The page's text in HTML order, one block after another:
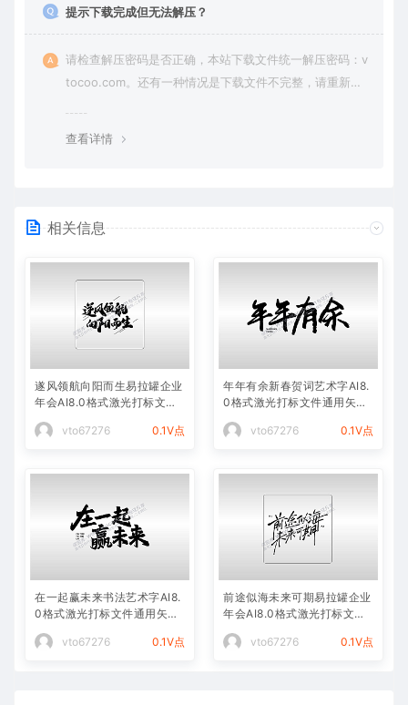
提示下载完成但无法解压？
请检查解压密码是否正确，本站下载文件统一解压密码：v
tocoo.com。还有一种情况是下载文件不完整，请重新下
查看详情
相关信息
遂风领航向阳而生易拉罐企业
年会AI8.0格式激光打标文件
vto67276
0.1V点
年年有余新春贺词艺术字AI8.
0格式激光打标文件通用矢量
vto67276
0.1V点
在一起赢未来书法艺术字AI8.
0格式激光打标文件通用矢量
vto67276
0.1V点
前途似海未来可期易拉罐企业
年会AI8.0格式激光打标文件
vto67276
0.1V点